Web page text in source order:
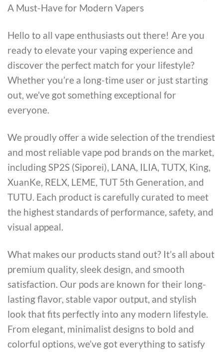
A Must-Have for Modern Vapers
Hello to all vape enthusiasts out there! Are you
ready to elevate your vaping experience and
discover the perfect match for your lifestyle?
Whether you’re a long-time user or just starting
out, we’ve got something exceptional for
everyone.
We proudly offer a wide selection of the trendiest
and most reliable vape pod brands on the market,
including SP2S (Siporei), LANA, ILIA, TUTX, King,
XuanKe, RELX, LEME, TUT 5th Generation, and
TUTU. Each product is carefully curated to meet
the highest standards of performance, safety, and
visual appeal.
What makes our products stand out? It’s all about
premium quality, sleek design, and smooth
satisfaction. Our pods are known for their long-
lasting flavor, stable vapor output, and stylish
look that fits perfectly into any modern lifestyle.
From elegant, minimalist designs to bold and
colorful options, we’ve got everything to satisfy